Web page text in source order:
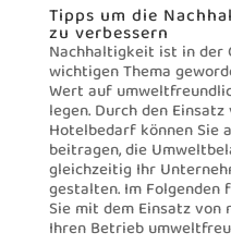
Tipps um die
zu verbessern
Nachhaltigkeit ist in der
wichtigen Thema
Wert auf
legen. Durch den
Hotelbedarf können Sie
beitragen, die
gleichzeitig Ihr
gestalten. Im Folgenden
Sie mit dem Einsatz
Ihren Betrieb